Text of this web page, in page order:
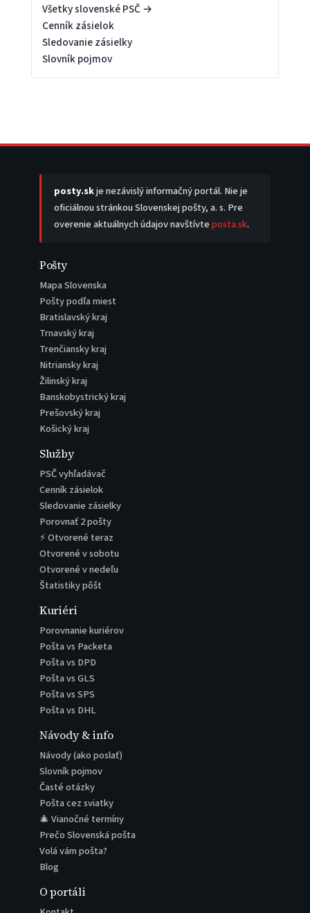
Všetky slovenské PSČ →
Cenník zásielok
Sledovanie zásielky
Slovník pojmov
posty.skje nezávislý informačný portál. Nie je
oficiálnou stránkou Slovenskej pošty, a. s. Pre
overenie aktuálnych údajov navštívteposta.sk.
Pošty
Mapa Slovenska
Pošty podľa miest
Bratislavský kraj
Trnavský kraj
Trenčiansky kraj
Nitriansky kraj
Žilinský kraj
Banskobystrický kraj
Prešovský kraj
Košický kraj
Služby
PSČ vyhľadávač
Cenník zásielok
Sledovanie zásielky
Porovnať 2 pošty
⚡ Otvorené teraz
Otvorené v sobotu
Otvorené v nedeľu
Štatistiky pôšt
Kuriéri
Porovnanie kuriérov
Pošta vs Packeta
Pošta vs DPD
Pošta vs GLS
Pošta vs SPS
Pošta vs DHL
Návody & info
Návody (ako poslať)
Slovník pojmov
Časté otázky
Pošta cez sviatky
🎄 Vianočné termíny
Prečo Slovenská pošta
Volá vám pošta?
Blog
O portáli